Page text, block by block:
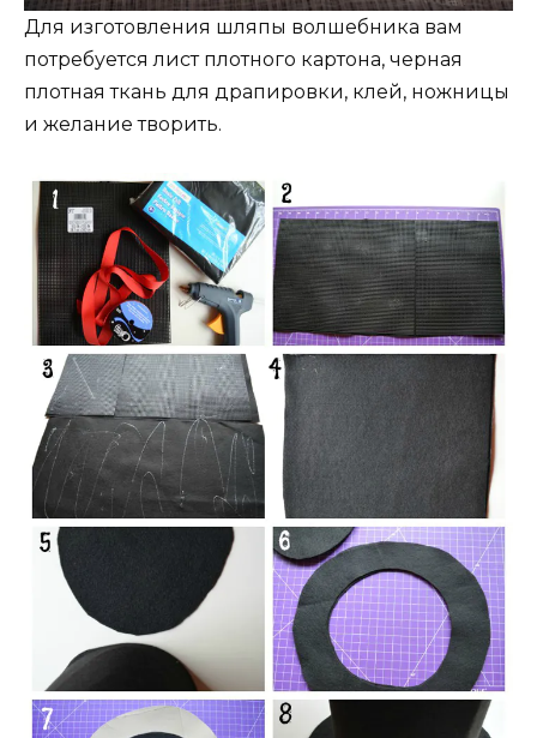
Для изготовления шляпы волшебника вам
потребуется лист плотного картона, черная
плотная ткань для драпировки, клей, ножницы
и желание творить.